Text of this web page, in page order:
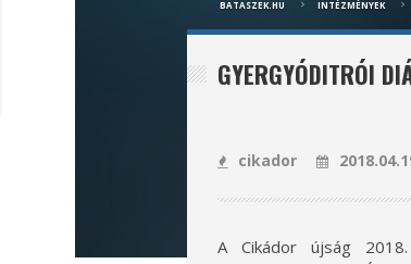
BATASZEK.HU INTÉZMÉNYEK
GYERGYÓDITRÓI
cikador
A Cikádor újság